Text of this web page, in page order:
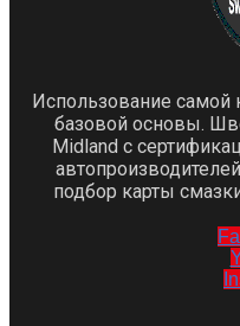
Использование самой
базовой основы.
Midland с
подбор карты